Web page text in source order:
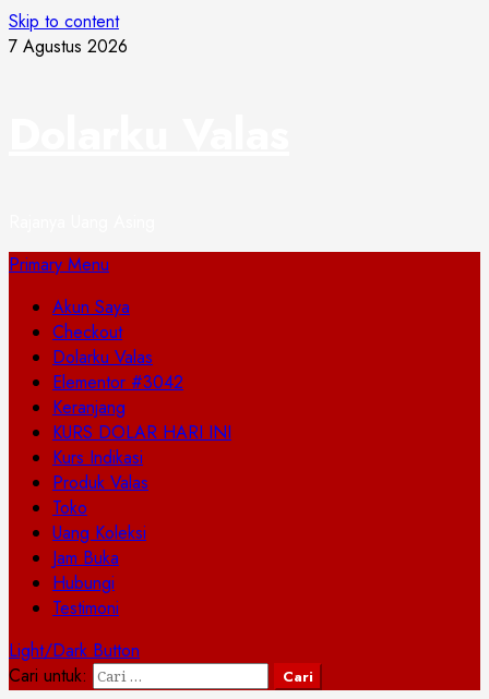
Skip to content
7 Agustus 2026
Primary Menu
Akun Saya
Checkout
Dolarku Valas
Elementor #3042
Keranjang
KURS DOLAR HARI INI
Kurs Indikasi
Produk Valas
Toko
Uang Koleksi
Jam Buka
Hubungi
Testimoni
Light/Dark Button
Cari untuk: